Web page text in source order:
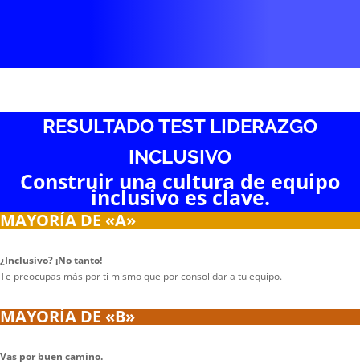
RESULTADO TEST LIDERAZGO
INCLUSIVO
Construir una cultura de equipo
inclusivo es clave.
MAYORÍA DE «A»
¿Inclusivo? ¡No tanto!
Te preocupas más por ti mismo que por consolidar a tu equipo.
MAYORÍA DE «B»
Vas por buen camino.